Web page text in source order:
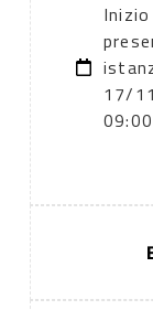
Inizio
17/
09:00